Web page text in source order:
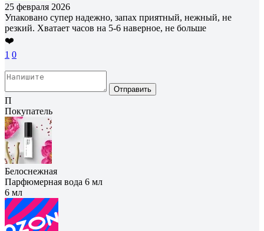
25 февраля 2026
Упаковано супер надежно, запах приятный, нежный, не
резкий. Хватает часов на 5-6 наверное, не больше
❤️
1 0
Отправить
П
Покупатель
Белоснежная
Парфюмерная вода 6 мл
6 мл